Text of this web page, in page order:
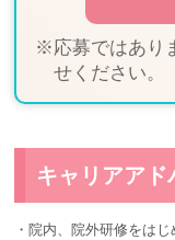
※応募ではあり
せください。
キャリアアド
・院内、院外研修をは